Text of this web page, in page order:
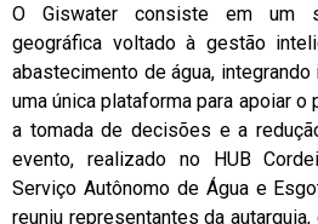
O Giswater consiste em um
geográfica voltado à gestão
abastecimento de água,
uma única plataforma para apoiar o
a tomada de decisões e a
evento, realizado no HUB
Serviço Autônomo de Água e
reuniu representantes da